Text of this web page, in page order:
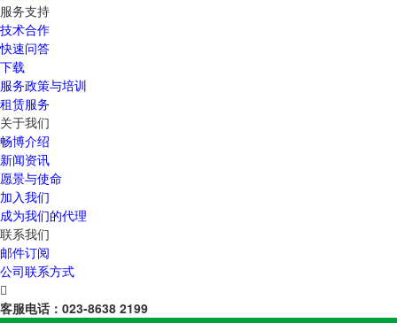
服务支持
技术合作
快速问答
下载
服务政策与培训
租赁服务
关于我们
畅博介绍
新闻资讯
愿景与使命
加入我们
成为我们的代理
联系我们
邮件订阅
公司联系方式

客服电话： 023-8638 2199